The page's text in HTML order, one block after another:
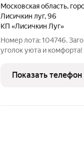
Московская область,
Лисичкин луг,96
КП «Лисичкин Луг»
Номер лота: 104746.
уголок уюта и
Предлагаем каркасный дом
решение для
Показать телефон